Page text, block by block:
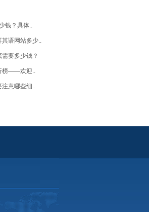
钱？具体..
语网站多少..
要多少钱？
榜——欢迎..
注意哪些细..